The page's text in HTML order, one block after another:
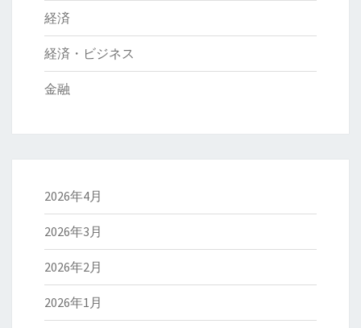
経済
経済・ビジネス
金融
2026年4月
2026年3月
2026年2月
2026年1月